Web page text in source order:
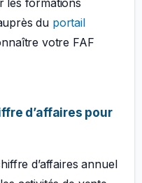
du portail
votre FAF
d’affaires pour
d’affaires annuel